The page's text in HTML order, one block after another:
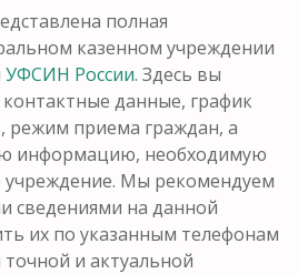
полная
казенном учреждении
УФСИН России. Здесь вы
данные, график
режим приема граждан, а
информацию, необходимую
учреждение. Мы рекомендуем
сведениями на данной
их по указанным телефонам
и актуальной